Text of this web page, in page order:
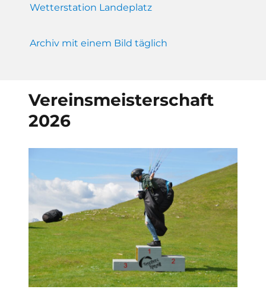
Wetterstation Landeplatz
Archiv mit einem Bild täglich
Vereinsmeisterschaft
2026